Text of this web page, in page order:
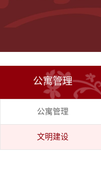
公寓管理
公寓管理
文明建设